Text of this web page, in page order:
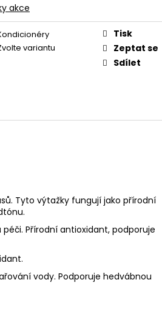
akce
variantu
Tisk
Zeptat se
Sdílet
Tyto výtažky fungují jako přírodní
Přírodní antioxidant, podporuje
vody. Podporuje hedvábnou